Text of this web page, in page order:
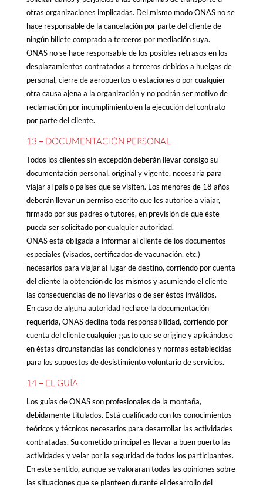
otras organizaciones implicadas. Del mismo modo ONAS no se
hace responsable de la cancelación por parte del cliente de
ningún billete comprado a terceros por mediación suya.
ONAS no se hace responsable de los posibles retrasos en los
desplazamientos contratados a terceros debidos a huelgas de
personal, cierre de aeropuertos o estaciones o por cualquier
otra causa ajena a la organización y no podrán ser motivo de
reclamación por incumplimiento en la ejecución del contrato
por parte del cliente.
13 – DOCUMENTACIÓN PERSONAL
Todos los clientes sin excepción deberán llevar consigo su
documentación personal, original y vigente, necesaria para
viajar al país o países que se visiten. Los menores de 18 años
deberán llevar un permiso escrito que les autorice a viajar,
firmado por sus padres o tutores, en previsión de que éste
pueda ser solicitado por cualquier autoridad.
ONAS está obligada a informar al cliente de los documentos
especiales (visados, certificados de vacunación, etc.)
necesarios para viajar al lugar de destino, corriendo por cuenta
del cliente la obtención de los mismos y asumiendo el cliente
las consecuencias de no llevarlos o de ser éstos inválidos.
En caso de alguna autoridad rechace la documentación
requerida, ONAS declina toda responsabilidad, corriendo por
cuenta del cliente cualquier gasto que se origine y aplicándose
en éstas circunstancias las condiciones y normas establecidas
para los supuestos de desistimiento voluntario de servicios.
14 – EL GUÍA
Los guías de ONAS son profesionales de la montaña,
debidamente titulados. Está cualificado con los conocimientos
teóricos y técnicos necesarios para desarrollar las actividades
contratadas. Su cometido principal es llevar a buen puerto las
actividades y velar por la seguridad de todos los participantes.
En este sentido, aunque se valoraran todas las opiniones sobre
las situaciones que se planteen durante el desarrollo del